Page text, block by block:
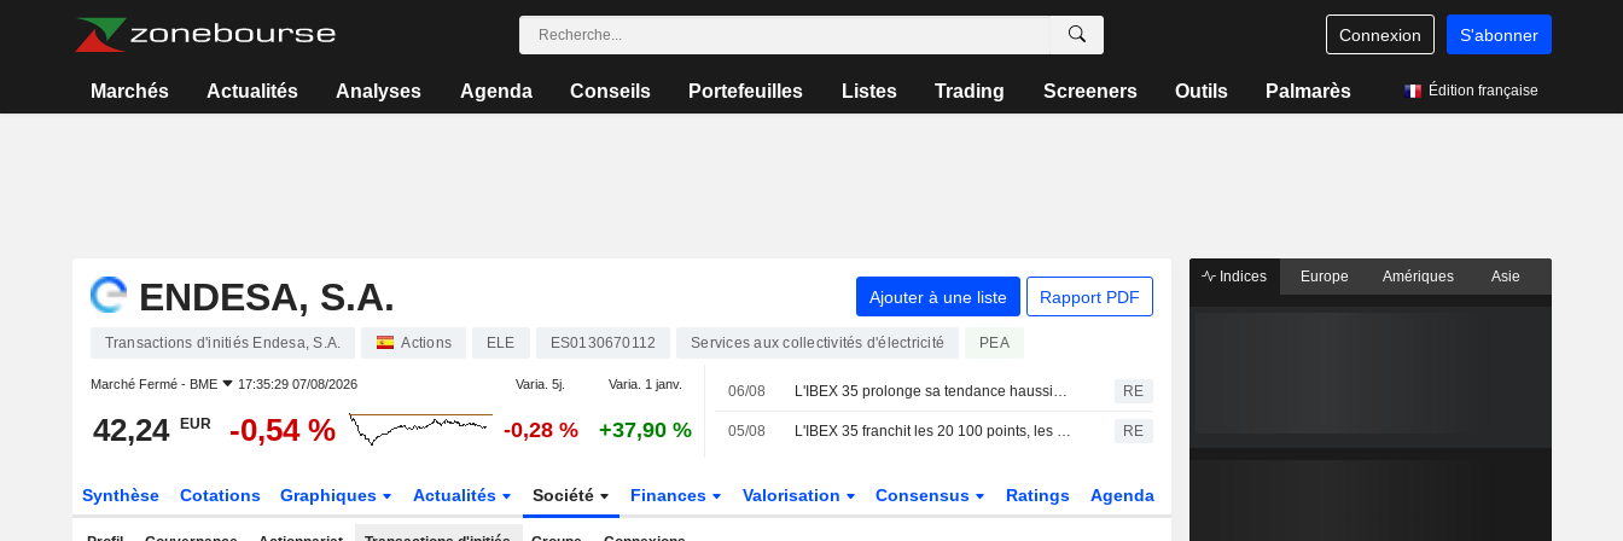
Connexion S'abonner
Marchés Actualités Analyses Agenda Conseils Portefeuilles Listes Trading Screeners Outils Palmarès Édition française
ENDESA, S.A. Ajouter à une liste Rapport PDF
Transactions d'initiés Endesa, S.A. Actions ELE ES0130670112 Services aux collectivités d'électricité PEA
Marché Fermé - BME 17:35:29 07/08/2026 Varia. 5j. Varia. 1 janv.
42,24 EUR -0,54 % -0,28 % +37,90 %
06/08 L'IBEX 35 prolonge sa tendance haussière dans l'espoir d'un accord entre les États-Unis et l'Iran RE
05/08 L'IBEX 35 franchit les 20 100 points, les yeux rivés sur le secteur technologique et la géopolitique RE
Synthèse Cotations Graphiques Actualités Société Finances Valorisation Consensus Ratings Agenda
Indices Europe Amériques Asie